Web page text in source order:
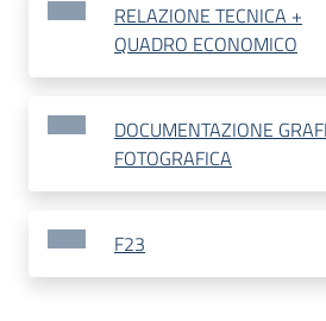
RELAZIONE TECNICA +
QUADRO ECONOMICO
DOCUMENTAZIONE
FOTOGRAFICA
F23